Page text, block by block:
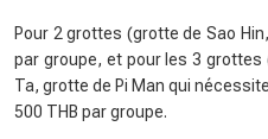
Pour 2 grottes (grotte de Sao
par groupe, et pour les 3
Ta, grotte de Pi Man qui
500 THB par groupe.